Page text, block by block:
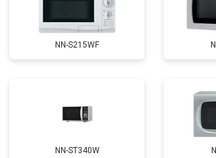
NN-S215WF
NN-ST340W